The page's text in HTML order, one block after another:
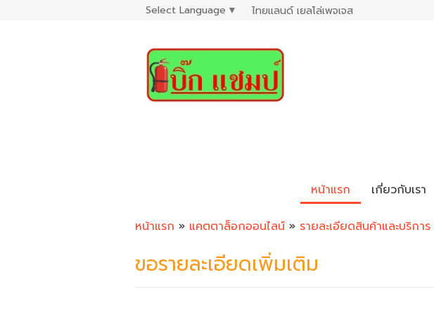
Select Language ▼ ไทยแลนด์ เยลโล่เพจเจส
หน้าแรก เกี่ยวกับเรา
หน้าแรก » แคตตาล็อกออนไลน์ » รายละเอียดสินค้าและบริการ
ขอรายละเอียดเพิ่มเติม